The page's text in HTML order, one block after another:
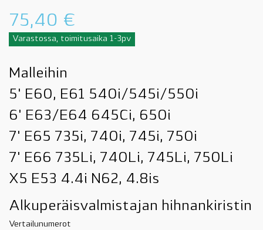
75,40 €
Varastossa, toimitusaika 1-3pv
Malleihin
5' E60, E61 540i/545i/550i
6' E63/E64 645Ci, 650i
7' E65 735i, 740i, 745i, 750i
7' E66 735Li, 740Li, 745Li, 750Li
X5 E53 4.4i N62, 4.8is
Alkuperäisvalmistajan hihnankiristin
Vertailunumerot